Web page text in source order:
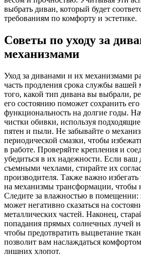
выбрать диван, который будет
требованиям по комфорту и эстетике.
Советы по уходу за
механизмами
Уход за диванами и их механизмами
часть продления срока службы вашей
того, какой тип дивана вы выбрали,
его состоянию поможет сохранить
функциональность на долгие годы.
чистки обивки, используя подходящие
пятен и пыли. Не забывайте о
периодической смазки, чтобы
в работе. Проверяйте крепления и
убедиться в их надежности. Если ваш
съемными чехлами, стирайте их
производителя. Также важно
на механизмы трансформации, чтобы
Следите за влажностью в помещении:
может негативно сказаться на
металлических частей. Наконец,
попадания прямых солнечных лучей
чтобы предотвратить выцветание
позволит вам наслаждаться
лишних хлопот.